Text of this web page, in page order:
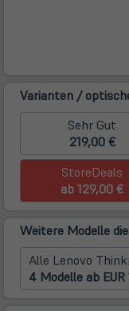
Varianten /
Sehr Gut
219,00 €
StoreDeals
ab 129,00 €
Weitere Modelle
Alle Lenovo
4 Modelle ab EUR